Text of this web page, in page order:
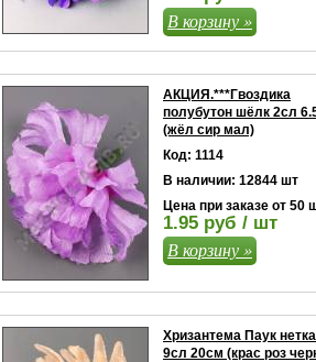
В корзину »
АКЦИЯ.***Гвоздика
полубутон шёлк 2сл
(жёл сир мал)
Код: 1114
В наличии: 12844 шт
Цена при заказе от 50
1.95 руб / шт
В корзину »
Хризантема Паук
9сл 20см (крас роз